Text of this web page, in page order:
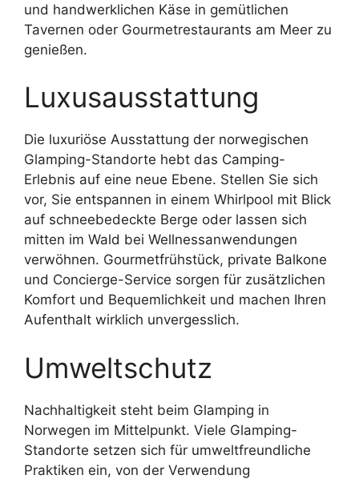
und handwerklichen Käse in gemütlichen
Tavernen oder Gourmetrestaurants am Meer zu
genießen.
Luxusausstattung
Die luxuriöse Ausstattung der norwegischen
Glamping-Standorte hebt das Camping-
Erlebnis auf eine neue Ebene. Stellen Sie sich
vor, Sie entspannen in einem Whirlpool mit Blick
auf schneebedeckte Berge oder lassen sich
mitten im Wald bei Wellnessanwendungen
verwöhnen. Gourmetfrühstück, private Balkone
und Concierge-Service sorgen für zusätzlichen
Komfort und Bequemlichkeit und machen Ihren
Aufenthalt wirklich unvergesslich.
Umweltschutz
Nachhaltigkeit steht beim Glamping in
Norwegen im Mittelpunkt. Viele Glamping-
Standorte setzen sich für umweltfreundliche
Praktiken ein, von der Verwendung